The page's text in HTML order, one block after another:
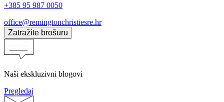
+385 95 987 0050
office@remingtonchristiesre.hr
Zatražite brošuru
Naši ekskluzivni blogovi
Pregledaj